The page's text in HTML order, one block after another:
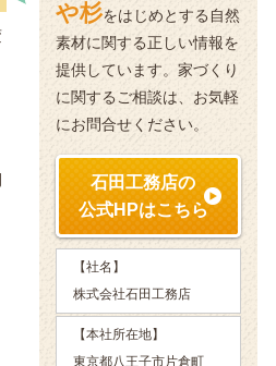
や杉をはじめとする自然
素材に関する正しい情報を
提供しています。家づくり
に関するご相談は、お気軽
にお問合せください。
石田工務店の
公式HPはこちら
【社名】
株式会社石田工務店
【本社所在地】
東京都八王子市片倉町